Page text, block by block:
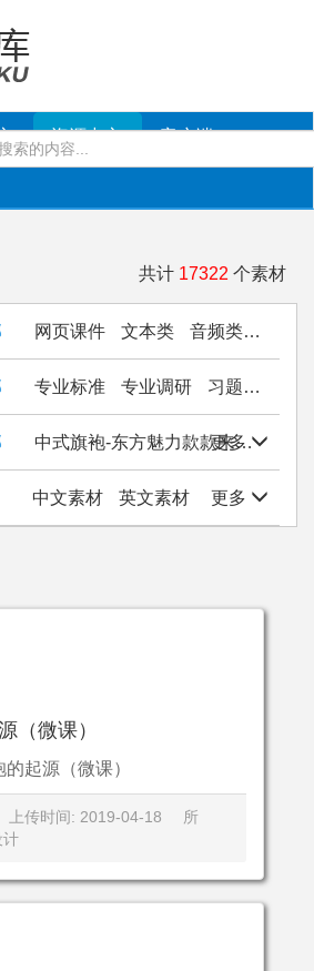
资源中心 客户端
共计 17322 个素材
网页课件 文本类 音频类
专业标准 专业调研 习题作业
更多
中式旗袍-东方魅力款款来 Seal
更多
中文素材 英文素材
（微课）
起源（微课）
上传时间: 2019-04-18
所
计